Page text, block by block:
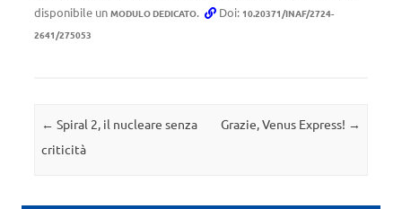
disponibile un MODULO DEDICATO. Doi: 10.20371/INAF/2724-
2641/275053
Navigazione articolo
← Spiral 2, il nucleare senza
criticità
Grazie, Venus Express! →